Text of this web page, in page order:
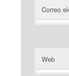
Correo
Web